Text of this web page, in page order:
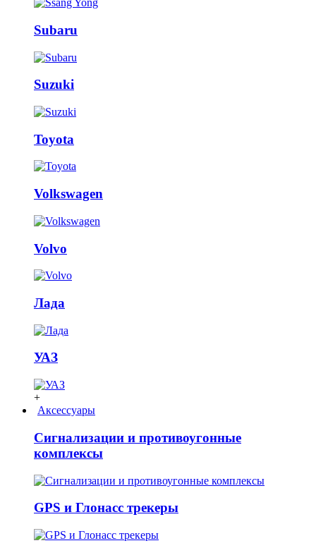
Subaru
Suzuki
Toyota
Volkswagen
Volvo
Лада
УАЗ
+
Аксессуары
Сигнализации и противоугонные
комплексы
GPS и Глонасс трекеры